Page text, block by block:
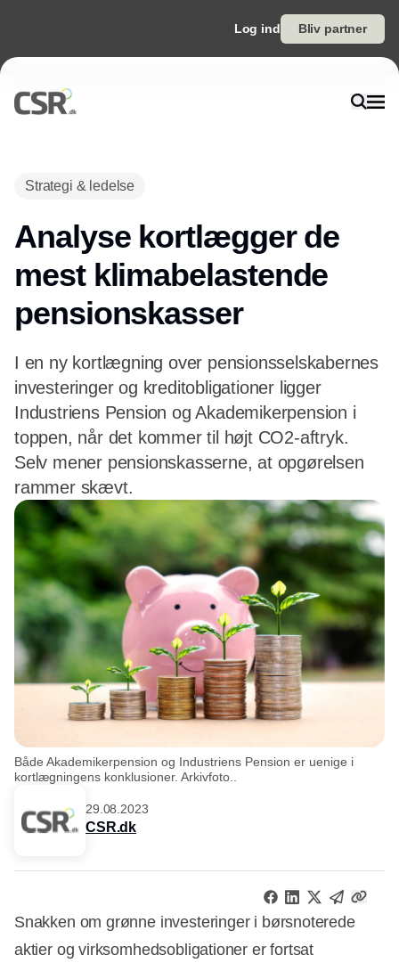
Log ind Bliv partner
Strategi & ledelse
Analyse kortlægger de
mest klimabelastende
pensionskasser
I en ny kortlægning over pensionsselskabernes
investeringer og kreditobligationer ligger
Industriens Pension og Akademikerpension i
toppen, når det kommer til højt CO2-aftryk.
Selv mener pensionskasserne, at opgørelsen
rammer skævt.
Både Akademikerpension og Industriens Pension er uenige i
kortlægningens konklusioner. Arkivfoto..
29.08.2023
CSR.dk
Snakken om grønne investeringer i børsnoterede
aktier og virksomhedsobligationer er fortsat